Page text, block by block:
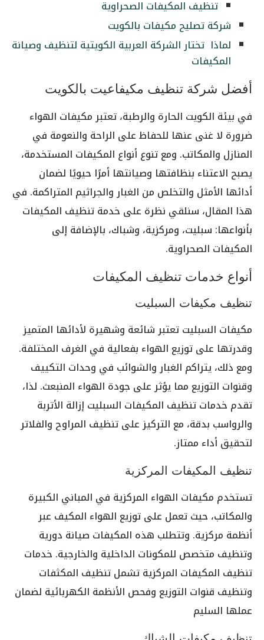
تنظيف المكيفات الصحراوية
شركة تصليح مكيفات بالكويت
لماذا تختار الشركة العربية الكويتية لتنظيف وصيانة
المكيفات
أفضل شركة تنظيف مكيفاعيت بالكويت
في بيئة الكويت الحارة والرطبة، تعتبر مكيفات الهواء
ضرورة لا غنى عنها للحفاظ على الراحة والنعومة في
المنازل والمكاتب. ومع تنوع أنواع المكيفات المستخدمة،
يصبح الاعتناء بنظافتها وصيانتها أمرًا حيويًا لضمان
أدائها الأمثل والتخلص من الغبار والجراثيم المتراكمة. في
هذا المقال، سنلقي نظرة على خدمة تنظيف المكيفات
بأنواعها: سبليت، ومركزية، وشباك، بالإضافة إلى
المكيفات الصحراوية.
أنواع خدمات تنظيف المكيفات
تنظيف مكيفات السبليت
مكيفات السبليت تعتبر شائعة وشهيرة لأدائها المتميز
وقدرتها على توزيع الهواء بفعالية في الغرف المختلفة.
ومع ذلك، يتراكم الغبار والشوائب في وحدات التكييف
وقنوات التوزيع مما يؤثر على جودة الهواء المنبعث. لذا،
تقدم خدمات تنظيف المكيفات السبليت إزالة الأتربة
والرواسب بدقة، مع التركيز على تنظيف المراوح والفلاتر
لتحقيق أداء ممتاز.
تنظيف المكيفات المركزية
تستخدم مكيفات الهواء المركزية في المباني الكبيرة
والمكاتب، حيث تعمل على توزيع الهواء المكيف عبر
أنظمة مركزية. وتتطلب هذه المكيفات صيانة دورية
وتنظيف متخصص للمكونات الداخلية والخارجية. خدمات
تنظيف المكيفات المركزية تشمل تنظيف المكثفات
وتنظيف قنوات التوزيع وفحص الأنظمة الكهربائية لضمان
عملها السليم